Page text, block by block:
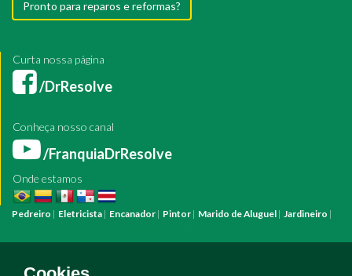
Pronto para reparos e reformas?
Curta nossa página
/DrResolve
Conheça nosso canal
/FranquiaDrResolve
Onde estamos
Pedreiro | Eletricista | Encanador | Pintor | Marido de Aluguel | Jardineiro |
Bombeiro HidráulicoManutenção PredialManutenção Residencial